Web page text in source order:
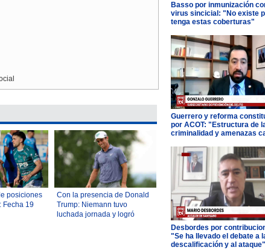
posiciones
Fecha 19
Con la presencia de Donald
Trump: Niemann tuvo
luchada jornada y logró
Basso por inmunización
virus sincicial: "No existe
tenga estas coberturas"
Guerrero y reforma
por ACOT: "Estructura de
criminalidad y amenazas
Desbordes por
"Se ha llevado el debate a
descalificación y al ataque"